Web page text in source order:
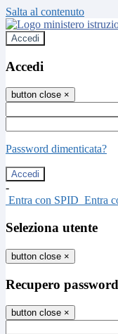
Salta al contenuto
Accedi
Accedi
button close ×
Password dimenticata?
-
Entra con SPID Entra
Seleziona utente
button close ×
Recupero password
button close ×